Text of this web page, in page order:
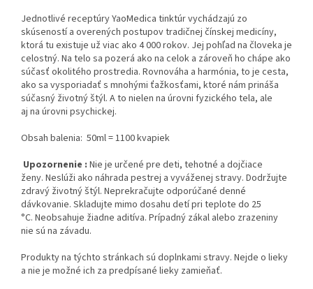
Jednotlivé receptúry YaoMedica tinktúr vychádzajú zo
skúseností a overených postupov tradičnej čínskej medicíny,
ktorá tu existuje už viac ako 4 000 rokov. Jej pohľad na človeka je
celostný. Na telo sa pozerá ako na celok a zároveň ho chápe ako
súčasť okolitého prostredia. Rovnováha a harmónia, to je cesta,
ako sa vysporiadať s mnohými ťažkosťami, ktoré nám prináša
súčasný životný štýl. A to nielen na úrovni fyzického tela, ale
aj na úrovni psychickej.
Obsah balenia: 50ml = 1100 kvapiek
Upozornenie : Nie je určené pre deti, tehotné a dojčiace
ženy. Neslúži ako náhrada pestrej a vyváženej stravy. Dodržujte
zdravý životný štýl. Neprekračujte odporúčané denné
dávkovanie. Skladujte mimo dosahu detí pri teplote do 25
°C. Neobsahuje žiadne aditíva. Prípadný zákal alebo zrazeniny
nie sú na závadu.
Produkty na týchto stránkach sú doplnkami stravy. Nejde o lieky
a nie je možné ich za predpísané lieky zamieňať.